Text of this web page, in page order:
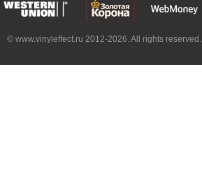
© www.vinyleffect.ru 2012-2026. All rights reserved.